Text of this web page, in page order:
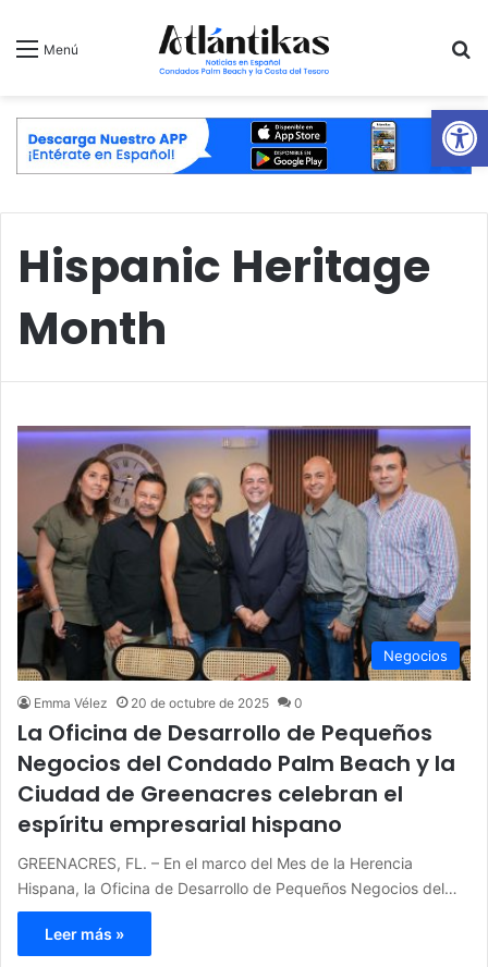
Menú
Hispanic Heritage
Month
Negocios
Emma Vélez 20 de octubre de 2025 0
La Oficina de Desarrollo de Pequeños
Negocios del Condado Palm Beach y la
Ciudad de Greenacres celebran el
espíritu empresarial hispano
GREENACRES, FL. – En el marco del Mes de la Herencia
Hispana, la Oficina de Desarrollo de Pequeños Negocios del…
Leer más »